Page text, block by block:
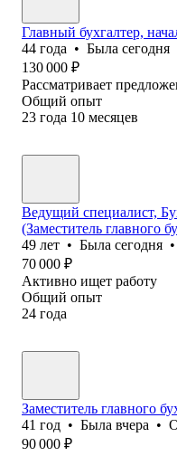
Главный бухгалтер,
44 года • Была сегодня
130 000 ₽
Рассматривает
Общий опыт
23 года 10 месяцев
Ведущий специалист,
(Заместитель главного
49 лет • Была сегодня •
70 000 ₽
Активно ищет работу
Общий опыт
24 года
Заместитель главного
41 год • Была вчера •
90 000 ₽